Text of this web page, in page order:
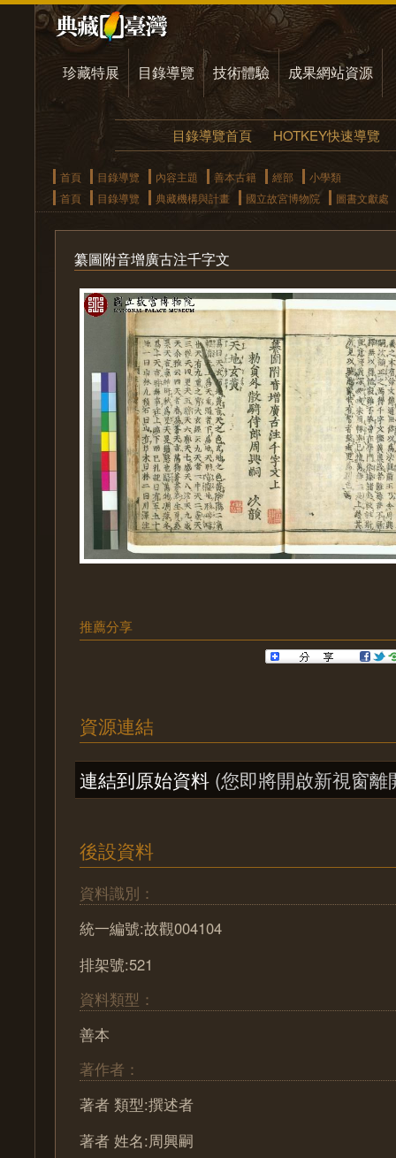
珍藏特展 目錄導覽 技術體驗 成果網站資源
目錄導覽首頁 HOTKEY快速導覽
首頁 目錄導覽 內容主題 善本古籍 經部
小學類
首頁
目錄導覽 典藏機構與計畫 國立故宮博物院 圖書文獻處
纂圖附音增廣古注千字文
推薦分享
資源連結
連結到原始資料 (您即將開啟新視窗離
後設資料
資料識別：
統一編號:故觀004104
排架號:521
資料類型：
善本
著作者：
著者 類型:撰述者
著者 姓名:周興嗣